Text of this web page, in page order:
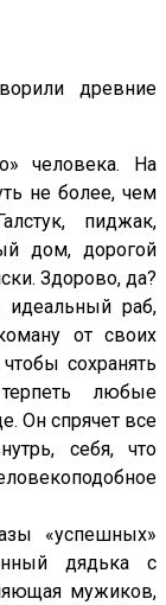
древние
человека. На
не более, чем
пиджак,
дом, дорогой
Здорово, да?
раб,
от своих
сохранять
любые
Он спрячет все
себя, что
«успешных»
дядька с
мужиков,